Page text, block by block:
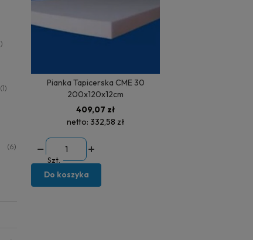
(1)
(6)
Pianka Tapicerska CME 30
200x120x12cm
409,07 zł
netto: 332,58 zł
Szt.
Do koszyka